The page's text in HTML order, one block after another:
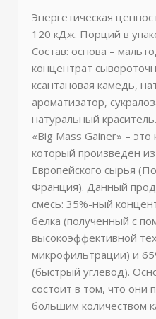
Энергетическая
120 кДж. Порций в
Состав: основа –
концентрат
ксантановая камедь,
ароматизатор,
натуральный краситель.
«Big Mass Gainer» – это
который произведен
Европейского сырья
Франция). Данный
смесь: 35%-ный
белка (полученный с
высокоэффективной
микрофильтрации) и
(быстрый углевод).
состоит в том, что они
большим количеством